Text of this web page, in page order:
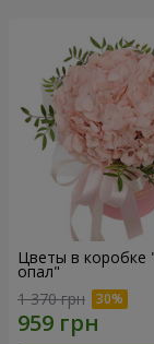
Цветы в коробке
опал"
1 370 грн